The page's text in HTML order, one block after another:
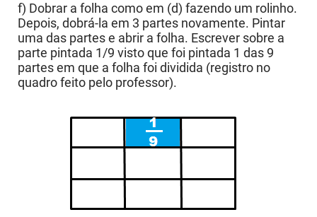
f) Dobrar a folha como em (d) fazendo um rolinho.
Depois, dobrá-la em 3 partes novamente. Pintar
uma das partes e abrir a folha. Escrever sobre a
parte pintada 1/9 visto que foi pintada 1 das 9
partes em que a folha foi dividida (registro no
quadro feito pelo professor).